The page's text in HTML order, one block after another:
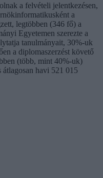
a felvételi jelentkezésen,
a
legtöbben (346 fő) a
Egyetemen szerezte a
tanulmányait, 30%-uk
a diplomaszerzést követő
(több, mint 40%-uk)
havi 521 015